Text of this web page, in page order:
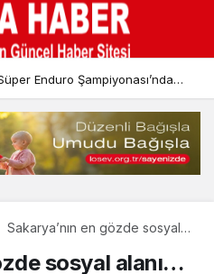
Enduro Şampiyonası’nda
kesen anlar!
Sakarya’nın en gözde sosyal
giriş yaptısosyal alanı…